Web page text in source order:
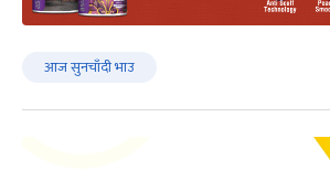
आज सुनचाँदी भाउ